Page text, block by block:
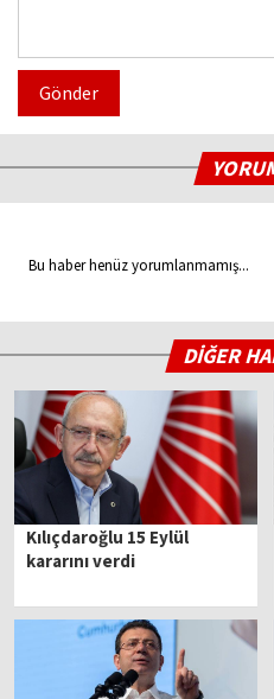
Gönder
Bu haber henüz yorumlanmamış...
DİĞER
Kılıçdaroğlu 15 Eylül
kararını verdi